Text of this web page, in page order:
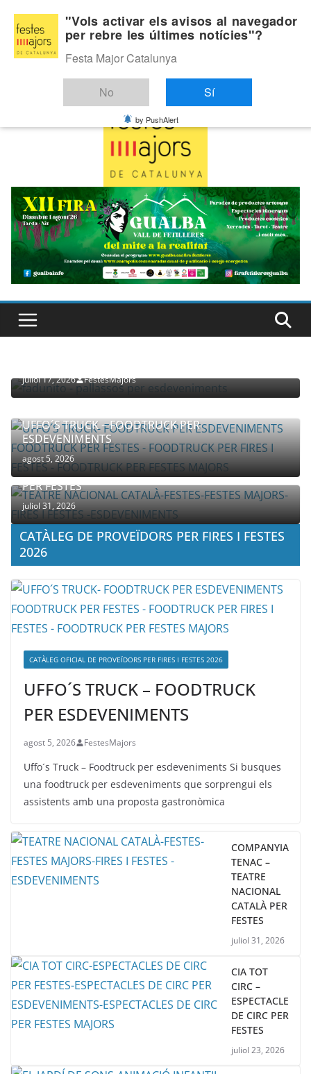
content
Dissabte, agost 8, 2026
Última:
juliol 17, 2026 FestesMajors
UFFO´S TRUCK – FOODTRUCK PER
ESDEVENIMENTS
agost 5, 2026
COMPANYIA TENAC – TEATRE NACIONAL CATALÀ
PER FESTES
juliol 31, 2026
CATÀLEG DE PROVEÏDORS PER FIRES I FESTES
2026
CATÀLEG OFICIAL DE PROVEÏDORS PER FIRES I FESTES 2026
UFFO´S TRUCK – FOODTRUCK
PER ESDEVENIMENTS
agost 5, 2026 FestesMajors
Uffo´s Truck – Foodtruck per esdeveniments Si busques
una foodtruck per esdeveniments que sorprengui els
assistents amb una proposta gastronòmica
COMPANYIA
TENAC –
TEATRE
NACIONAL
CATALÀ PER
FESTES
juliol 31, 2026
CIA TOT
CIRC –
ESPECTACLE
DE CIRC PER
FESTES
juliol 23, 2026
"Vols activar els avisos al navegador
per rebre les últimes notícies"?
Festa Major Catalunya
No Sí
by PushAlert